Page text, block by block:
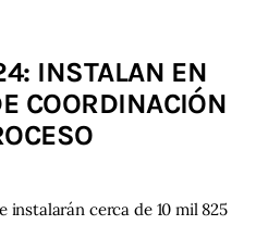
INSTALAN EN
COORDINACIÓN
instalarán cerca de 10 mil 825